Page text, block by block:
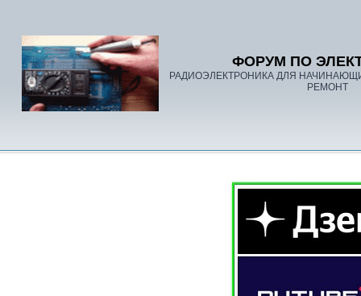
ФОРУМ ПО
РАДИОЭЛЕКТРОНИКА ДЛЯ
РЕМОНТ